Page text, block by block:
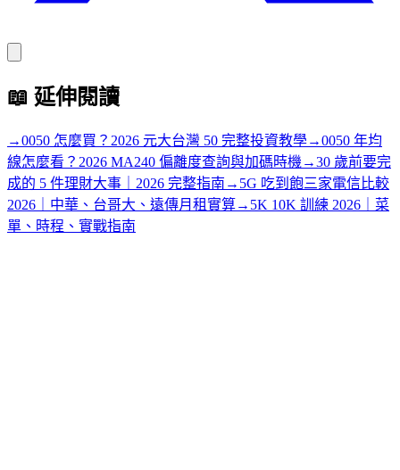
📖 延伸閱讀
→0050 怎麼買？2026 元大台灣 50 完整投資教學→0050 年均
線怎麼看？2026 MA240 偏離度查詢與加碼時機 →30 歲前要完
成的 5 件理財大事｜2026 完整指南 → 5G 吃到飽三家電信比較
2026｜中華、台哥大、遠傳月租實算→ 5K 10K 訓練 2026｜菜
單、時程、實戰指南